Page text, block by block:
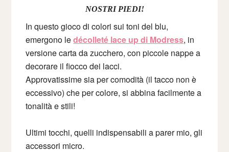
NOSTRI PIEDI!
In questo gioco di colori sui toni del blu,
emergono ledécolleté lace up di Modress, in
versione carta da zucchero, con piccole nappe a
decorare il fiocco dei lacci.
Approvatissime sia per comodità (il tacco non è
eccessivo) che per colore, si abbina facilmente a
tonalità e stili!
Ultimi tocchi, quelli indispensabili a parer mio, gli
accessori micro.